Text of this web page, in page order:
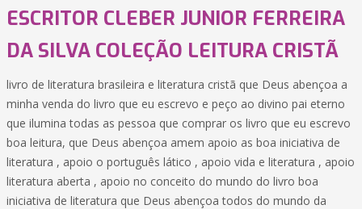
ESCRITOR CLEBER JUNIOR FERREIRA
DA SILVA COLEÇÃO LEITURA CRISTÃ
livro de literatura brasileira e literatura cristã que Deus abençoa a
minha venda do livro que eu escrevo e peço ao divino pai eterno
que ilumina todas as pessoa que comprar os livro que eu escrevo
boa leitura, que Deus abençoa amem apoio as boa iniciativa de
literatura , apoio o português lático , apoio vida e literatura , apoio
literatura aberta , apoio no conceito do mundo do livro boa
iniciativa de literatura que Deus abençoa todos do mundo da